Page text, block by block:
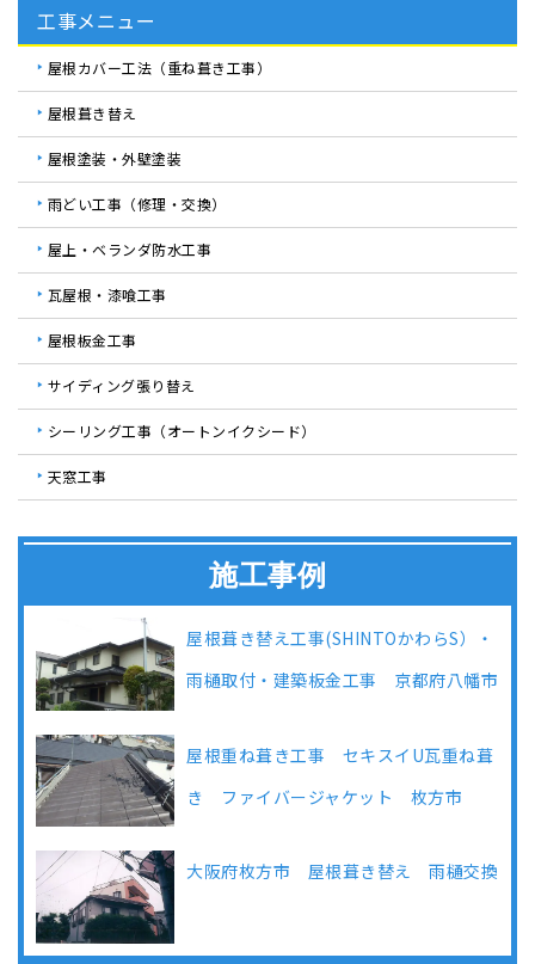
工事メニュー
屋根カバー工法（重ね葺き工事）
屋根葺き替え
屋根塗装・外壁塗装
雨どい工事（修理・交換）
屋上・ベランダ防水工事
瓦屋根・漆喰工事
屋根板金工事
サイディング張り替え
シーリング工事（オートンイクシード）
天窓工事
施工事例
屋根葺き替え工事(SHINTOかわらS）・
雨樋取付・建築板金工事 京都府八幡市
屋根重ね葺き工事 セキスイU瓦重ね葺
き ファイバージャケット 枚方市
大阪府枚方市 屋根葺き替え 雨樋交換